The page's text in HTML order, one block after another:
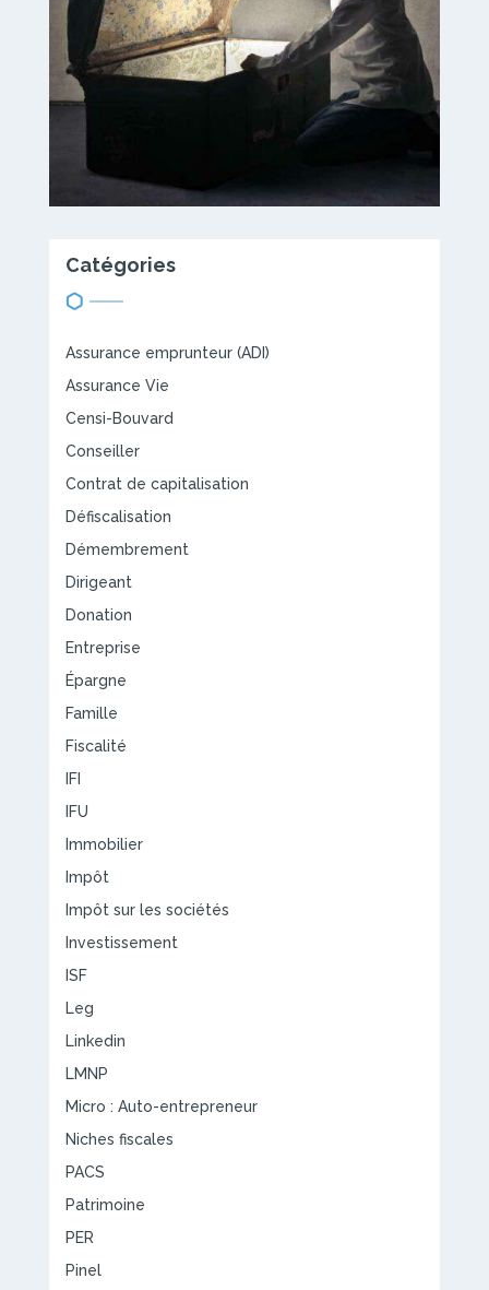
Catégories
Assurance emprunteur (ADI)
Assurance Vie
Censi-Bouvard
Conseiller
Contrat de capitalisation
Défiscalisation
Démembrement
Dirigeant
Donation
Entreprise
Épargne
Famille
Fiscalité
IFI
IFU
Immobilier
Impôt
Impôt sur les sociétés
Investissement
ISF
Leg
Linkedin
LMNP
Micro : Auto-entrepreneur
Niches fiscales
PACS
Patrimoine
PER
Pinel